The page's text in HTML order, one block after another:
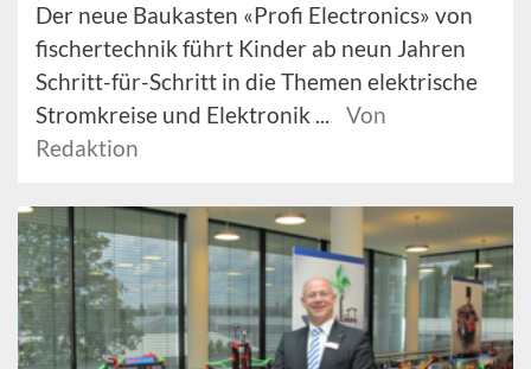
Der neue Baukasten «Profi Electronics» von
fischertechnik führt Kinder ab neun Jahren
Schritt-für-Schritt in die Themen elektrische
Stromkreise und Elektronik ...
Von
Redaktion